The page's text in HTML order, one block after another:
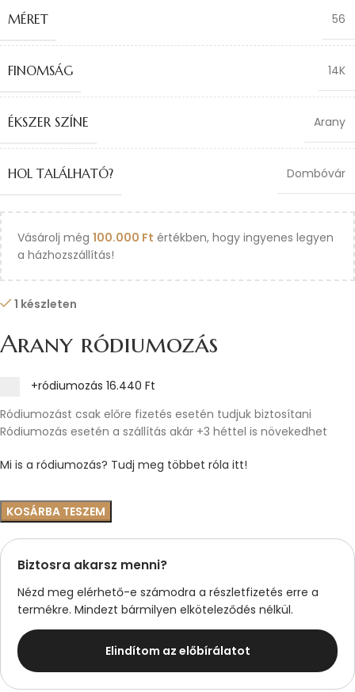
MÉRET 56
FINOMSÁG 14K
ÉKSZER SZÍNE Arany
HOL TALÁLHATÓ? Dombóvár
Vásárolj még 100.000 Ft értékben, hogy ingyenes legyen
a házhozszállítás!
1 készleten
Arany ródiumozás
+ródiumozás 16.440 Ft
Ródiumozást csak előre fizetés esetén tudjuk biztosítani
Ródiumozás esetén a szállítás akár +3 héttel is növekedhet
Mi is a ródiumozás? Tudj meg többet róla itt!
KOSÁRBA TESZEM
Biztosra akarsz menni?
Nézd meg elérhető-e számodra a részletfizetés erre a
termékre. Mindezt bármilyen elköteleződés nélkül.
Elindítom az előbírálatot